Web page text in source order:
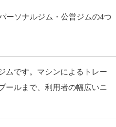
ーソナルジム・公営ジムの4つ
ムです。マシンによるトレー
ールまで、利用者の幅広いニ